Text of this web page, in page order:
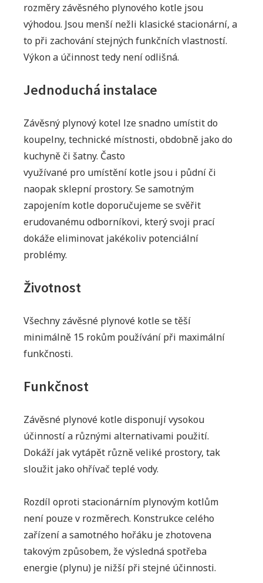
rozměry závěsného plynového kotle jsou
výhodou. Jsou menší nežli klasické stacionární, a
to při zachování stejných funkčních vlastností.
Výkon a účinnost tedy není odlišná.
Jednoduchá instalace
Závěsný plynový kotel lze snadno umístit do
koupelny, technické místnosti, obdobně jako do
kuchyně či šatny. Často
využívané pro umístění kotle jsou i půdní či
naopak sklepní prostory. Se samotným
zapojením kotle doporučujeme se svěřit
erudovanému odborníkovi, který svoji prací
dokáže eliminovat jakékoliv potenciální
problémy.
Životnost
Všechny závěsné plynové kotle se těší
minimálně 15 rokům používání při maximální
funkčnosti.
Funkčnost
Závěsné plynové kotle disponují vysokou
účinností a různými alternativami použití.
Dokáží jak vytápět různě veliké prostory, tak
sloužit jako ohřívač teplé vody.
Rozdíl oproti stacionárním plynovým kotlům
není pouze v rozměrech. Konstrukce celého
zařízení a samotného hořáku je zhotovena
takovým způsobem, že výsledná spotřeba
energie (plynu) je nižší při stejné účinnosti.